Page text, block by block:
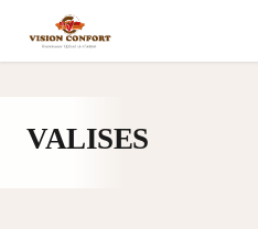
VALISES